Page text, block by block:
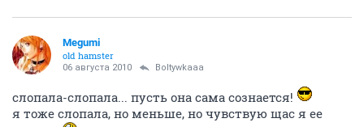
Megumi
old hamster
06 августа 2010 Boltywkaaa
слопала-слопала... пусть она сама сознается!
я тоже слопала, но меньше, но чувствую щас я ее